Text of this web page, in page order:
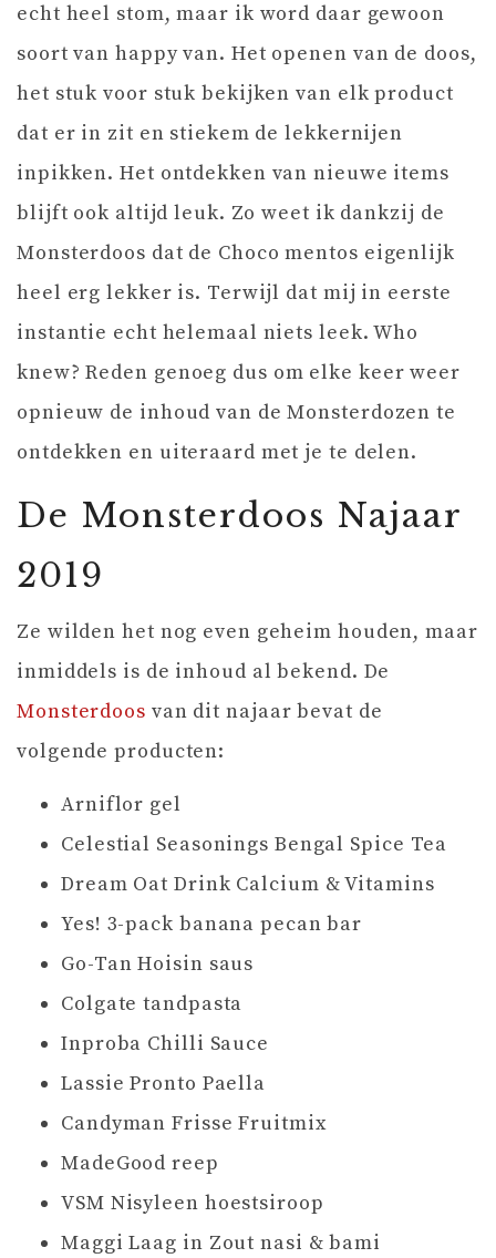
echt heel stom, maar ik word daar gewoon
soort van happy van. Het openen van de doos,
het stuk voor stuk bekijken van elk product
dat er in zit en stiekem de lekkernijen
inpikken. Het ontdekken van nieuwe items
blijft ook altijd leuk. Zo weet ik dankzij de
Monsterdoos dat de Choco mentos eigenlijk
heel erg lekker is. Terwijl dat mij in eerste
instantie echt helemaal niets leek. Who
knew? Reden genoeg dus om elke keer weer
opnieuw de inhoud van de Monsterdozen te
ontdekken en uiteraard met je te delen.
De Monsterdoos Najaar
2019
Ze wilden het nog even geheim houden, maar
inmiddels is de inhoud al bekend. De
Monsterdoos van dit najaar bevat de
volgende producten:
Arniflor gel
Celestial Seasonings Bengal Spice Tea
Dream Oat Drink Calcium & Vitamins
Yes! 3-pack banana pecan bar
Go-Tan Hoisin saus
Colgate tandpasta
Inproba Chilli Sauce
Lassie Pronto Paella
Candyman Frisse Fruitmix
MadeGood reep
VSM Nisyleen hoestsiroop
Maggi Laag in Zout nasi & bami